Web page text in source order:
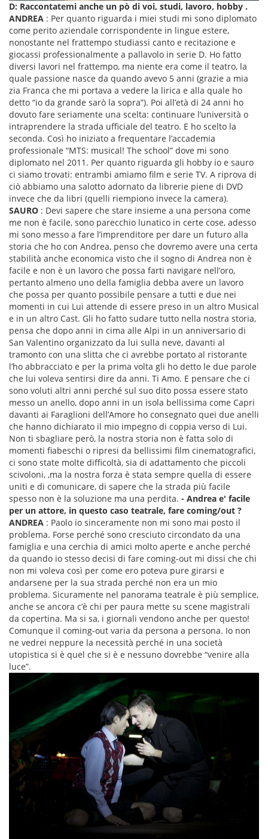
D: Raccontatemi anche un pò di voi, studi, lavoro, hobby .
ANDREA : Per quanto riguarda i miei studi mi sono diplomato
come perito aziendale corrispondente in lingue estere,
nonostante nel frattempo studiassi canto e recitazione e
giocassi professionalmente a pallavolo in serie D. Ho fatto
diversi lavori nel frattempo, ma niente era come il teatro, la
quale passione nasce da quando avevo 5 anni (grazie a mia
zia Franca che mi portava a vedere la lirica e alla quale ho
detto “io da grande sarò la sopra”). Poi all’età di 24 anni ho
dovuto fare seriamente una scelta: continuare l’università o
intraprendere la strada ufficiale del teatro. E ho scelto la
seconda. Così ho iniziato a frequentare l’accademia
professionale “MTS: musical! The school” dove mi sono
diplomato nel 2011. Per quanto riguarda gli hobby io e sauro
ci siamo trovati: entrambi amiamo film e serie TV. A riprova di
ciò abbiamo una salotto adornato da librerie piene di DVD
invece che da libri (quelli riempiono invece la camera).
SAURO : Devi sapere che stare insieme a una persona come
me non è facile, sono parecchio lunatico in certe cose, adesso
mi sono messo a fare l’imprenditore per dare un futuro alla
storia che ho con Andrea, penso che dovremo avere una certa
stabilità anche economica visto che il sogno di Andrea non è
facile e non è un lavoro che possa farti navigare nell’oro,
pertanto almeno uno della famiglia debba avere un lavoro
che possa per quanto possibile pensare a tutti e due nei
momenti in cui Lui attende di essere preso in un altro Musical
e in un altro Cast. Gli ho fatto sudare tutto nella nostra storia,
pensa che dopo anni in cima alle Alpi in un anniversario di
San Valentino organizzato da lui sulla neve, davanti al
tramonto con una slitta che ci avrebbe portato al ristorante
l’ho abbracciato e per la prima volta gli ho detto le due parole
che lui voleva sentirsi dire da anni. Ti Amo. E pensare che ci
sono voluti altri anni perché sul suo dito possa essere stato
messo un anello, dopo anni in un isola bellissima come Capri
davanti ai Faraglioni dell’Amore ho consegnato quei due anelli
che hanno dichiarato il mio impegno di coppia verso di Lui.
Non ti sbagliare però, la nostra storia non è fatta solo di
momenti fiabeschi o ripresi da bellissimi film cinematografici,
ci sono state molte difficoltà, sia di adattamento che piccoli
scivoloni, ,ma la nostra forza è stata sempre quella di essere
uniti e di comunicare, di sapere che la strada più facile
spesso non è la soluzione ma una perdita. - Andrea e' facile
per un attore, in questo caso teatrale, fare coming/out ?
ANDREA : Paolo io sinceramente non mi sono mai posto il
problema. Forse perché sono cresciuto circondato da una
famiglia e una cerchia di amici molto aperte e anche perché
da quando io stesso decisi di fare coming-out mi dissi che chi
non mi voleva così per come ero poteva pure girarsi e
andarsene per la sua strada perché non era un mio
problema. Sicuramente nel panorama teatrale è più semplice,
anche se ancora c’è chi per paura mette su scene magistrali
da copertina. Ma si sa, i giornali vendono anche per questo!
Comunque il coming-out varia da persona a persona. Io non
ne vedrei neppure la necessità perché in una società
utopistica si è quel che si è e nessuno dovrebbe “venire alla
luce”.